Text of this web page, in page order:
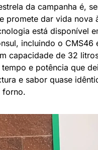
da campanha é,
promete dar vida nova
está disponível
incluindo o CMS46
capacidade de 32
e potência que
e sabor quase
forno.